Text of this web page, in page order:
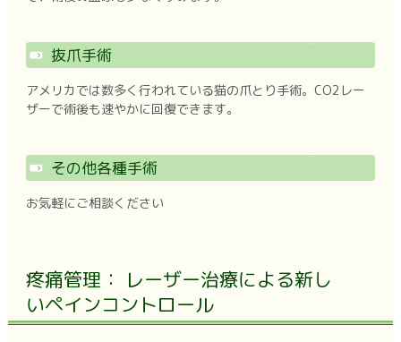
抜爪手術
アメリカでは数多く行われている猫の爪とり手術。CO2レー
ザーで術後も速やかに回復できます。
その他各種手術
お気軽にご相談ください
疼痛管理： レーザー治療による新し
いペインコントロール